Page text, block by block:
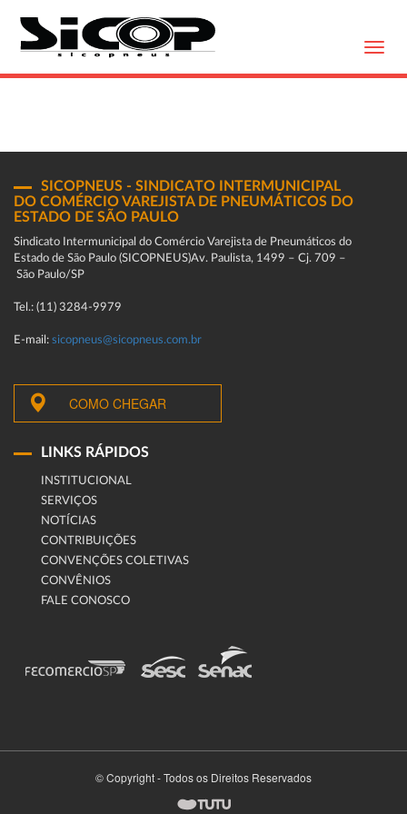
SICOPNEUS - SINDICATO INTERMUNICIPAL
DO COMÉRCIO VAREJISTA DE PNEUMÁTICOS DO
ESTADO DE SÃO PAULO
Sindicato Intermunicipal do Comércio Varejista de Pneumáticos do
Estado de São Paulo (SICOPNEUS)Av. Paulista, 1499 – Cj. 709 –
São Paulo/SP
Tel.: (11) 3284-9979
E-mail: sicopneus@sicopneus.com.br
COMO CHEGAR
LINKS RÁPIDOS
INSTITUCIONAL
SERVIÇOS
NOTÍCIAS
CONTRIBUIÇÕES
CONVENÇÕES COLETIVAS
CONVÊNIOS
FALE CONOSCO
© Copyright - Todos os Direitos Reservados